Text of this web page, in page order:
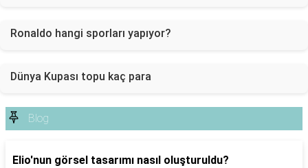
Ronaldo hangi sporları yapıyor?
Dünya Kupası topu kaç para
Blog
Elio'nun görsel tasarımı nasıl oluşturuldu?